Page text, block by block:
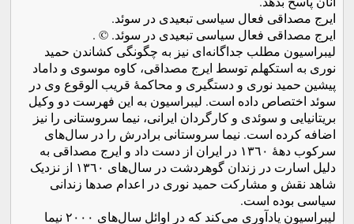
ایرج مصداقی فعال سیاسی تبعیدی در سوئد.
ایرج مصداقی فعال سیاسی تبعیدی در سوئد. © .
لیبراسیون مطلب جداگانه‌ای نیز به چگونگی کشاندن حمید
نوری به استکهلم توسط ایرج مصداقی، کاوه موسوی و داماد
پیشین حمید نوری و دستگیری و محاکمۀ قریب الوقوع وی در
سوئد اختصاص داده است. لیبراسیون به این فهرست دو وکیل
بریتانیایی و سوئدی و کارگردان ایرانی، نیما سروستانی را نیز
اضافه کرده است. نیما سروستانی برادرش را در سال‌های
سرکوب دهۀ ١٣٦٠ در ایران از دست داد و ایرج مصداقی به
دلیل اسارت در زندان گوهردشت در سال‌های ١٣٦٠ از نزدیک
شاهد نقش و مشارکت حمید نوری در اعدام صدها زندانی
سیاسی بوده است.
لیبراسیون یادآوری می‌کند که در اوائل سال‌های ٢٠٠٠ نیما